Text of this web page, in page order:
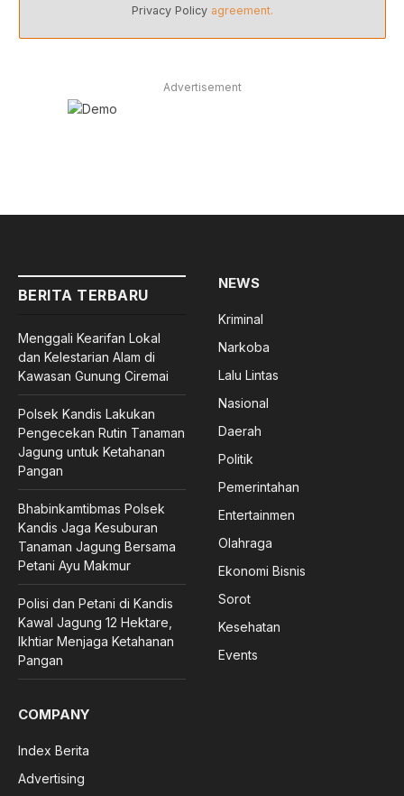
Privacy Policy agreement.
Advertisement
BERITA TERBARU
Menggali Kearifan Lokal
dan Kelestarian Alam di
Kawasan Gunung Ciremai
Polsek Kandis Lakukan
Pengecekan Rutin Tanaman
Jagung untuk Ketahanan
Pangan
Bhabinkamtibmas Polsek
Kandis Jaga Kesuburan
Tanaman Jagung Bersama
Petani Ayu Makmur
Polisi dan Petani di Kandis
Kawal Jagung 12 Hektare,
Ikhtiar Menjaga Ketahanan
Pangan
NEWS
Kriminal
Narkoba
Lalu Lintas
Nasional
Daerah
Politik
Pemerintahan
Entertainmen
Olahraga
Ekonomi Bisnis
Sorot
Kesehatan
Events
COMPANY
Index Berita
Advertising